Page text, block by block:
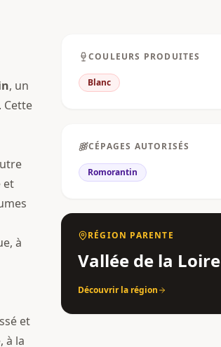
, un
. Cette
et
à
et
à la
COULEURS PRODUITES
Blanc
CÉPAGES AUTORISÉS
Romorantin
RÉGION PARENTE
Vallée de la Loire
Découvrir la région